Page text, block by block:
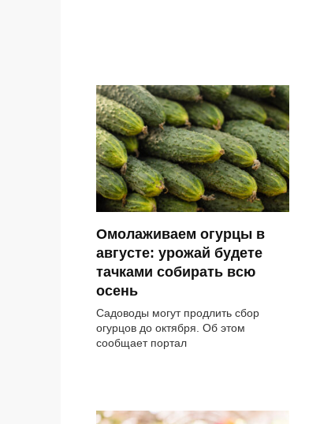
Омолаживаем огурцы в
августе: урожай будете
тачками собирать всю
осень
Садоводы могут продлить сбор
огурцов до октября. Об этом
сообщает портал